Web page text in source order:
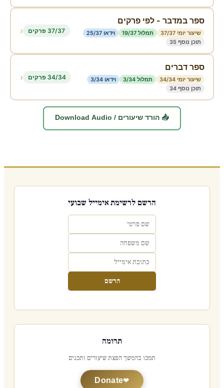
ספר במדבר - לפי פרקים
שיעור יומי 37/37 תמלול 19/37
וידאו 25/37
תוכן נוסף 35
37/37 פרקים ‹
ספר דברים
שיעור יומי 34/34 תמלול 3/34
וידאו 3/34
תוכן נוסף 34
34/34 פרקים ‹
📥 הורד שיעורים / Download Audio
הרשם לרשימת אימייל שבועי
הרשם
תרומה
תמכו בהמשך הפצת שיעורים ותכנים
Donate